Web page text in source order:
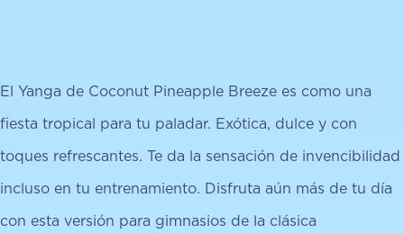
El Yanga de Coconut Pineapple Breeze es como una
fiesta tropical para tu paladar. Exótica, dulce y con
toques refrescantes. Te da la sensación de invencibilidad
incluso en tu entrenamiento. Disfruta aún más de tu día
con esta versión para gimnasios de la clásica